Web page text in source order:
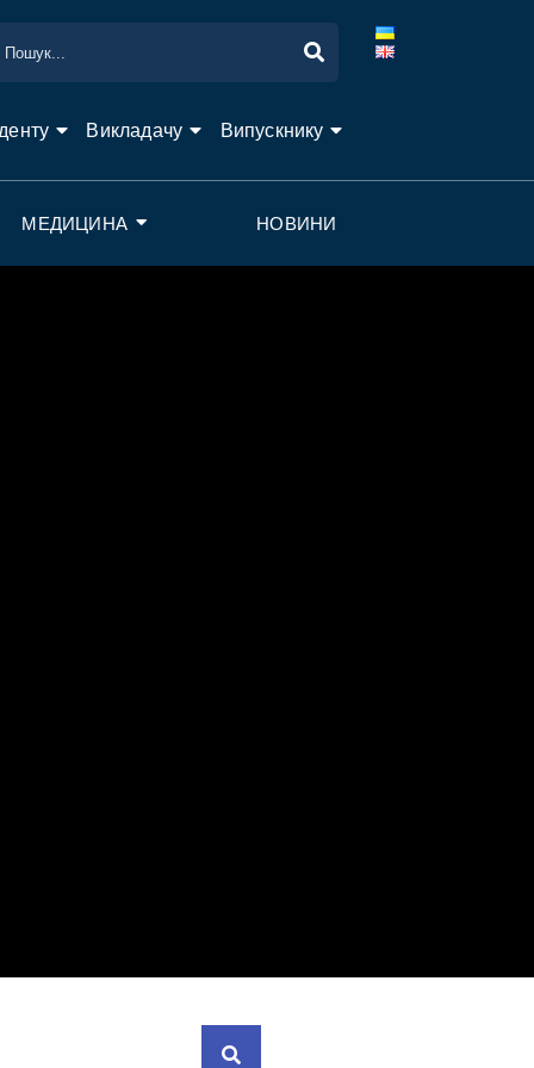
Викладачу Випускнику
МЕДИЦИНА НОВИНИ